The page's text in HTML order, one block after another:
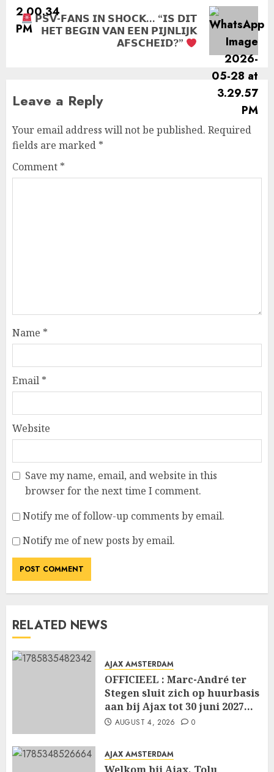
Next
𝗣𝗦𝗩-𝗙𝗔𝗡𝗦 𝗜𝗡 𝗦𝗛𝗢𝗖𝗞… “𝗜𝗦 𝗗𝗜𝗧
𝗛𝗘𝗧 𝗕𝗘𝗚𝗜𝗡 𝗩𝗔𝗡 𝗘𝗘𝗡 𝗣𝗜𝗝𝗡𝗟𝗜𝗝𝗞
𝗔𝗙𝗦𝗖𝗛𝗘𝗜𝗗?”
Leave a Reply
Your email address will not be published. Required
fields are marked *
Comment *
Name *
Email *
Website
Save my name, email, and website in this
browser for the next time I comment.
Notify me of follow-up comments by email.
Notify me of new posts by email.
RELATED NEWS
AJAX AMSTERDAM
OFFICIEEL : Marc-André ter
Stegen sluit zich op huurbasis
aan bij Ajax tot 30 juni 2027…
AUGUST 4, 2026 0
AJAX AMSTERDAM